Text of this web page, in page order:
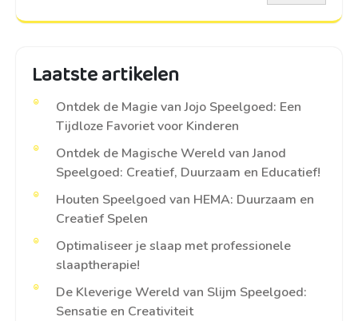
Laatste artikelen
Ontdek de Magie van Jojo Speelgoed: Een
Tijdloze Favoriet voor Kinderen
Ontdek de Magische Wereld van Janod
Speelgoed: Creatief, Duurzaam en Educatief!
Houten Speelgoed van HEMA: Duurzaam en
Creatief Spelen
Optimaliseer je slaap met professionele
slaaptherapie!
De Kleverige Wereld van Slijm Speelgoed:
Sensatie en Creativiteit